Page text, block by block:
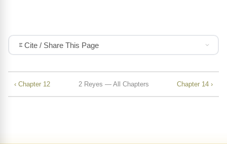
Cite / Share This Page
‹ Chapter 12 2 Reyes — All Chapters Chapter 14 ›